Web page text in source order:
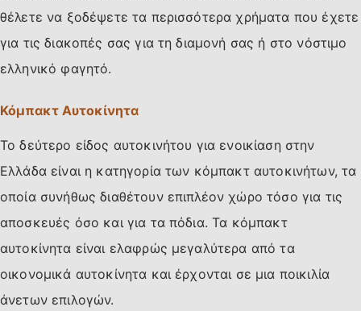
θέλετε να ξοδέψετε τα περισσότερα χρήματα που έχετε
για τις διακοπές σας για τη διαμονή σας ή στο νόστιμο
ελληνικό φαγητό.
Κόμπακτ Αυτοκίνητα
Το δεύτερο είδος αυτοκινήτου για ενοικίαση στην
Ελλάδα είναι η κατηγορία των κόμπακτ αυτοκινήτων, τα
οποία συνήθως διαθέτουν επιπλέον χώρο τόσο για τις
αποσκευές όσο και για τα πόδια. Τα κόμπακτ
αυτοκίνητα είναι ελαφρώς μεγαλύτερα από τα
οικονομικά αυτοκίνητα και έρχονται σε μια ποικιλία
άνετων επιλογών.